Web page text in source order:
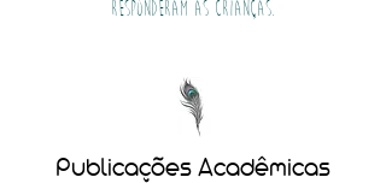
Responderam as crianças.
Publicações Acadêmicas